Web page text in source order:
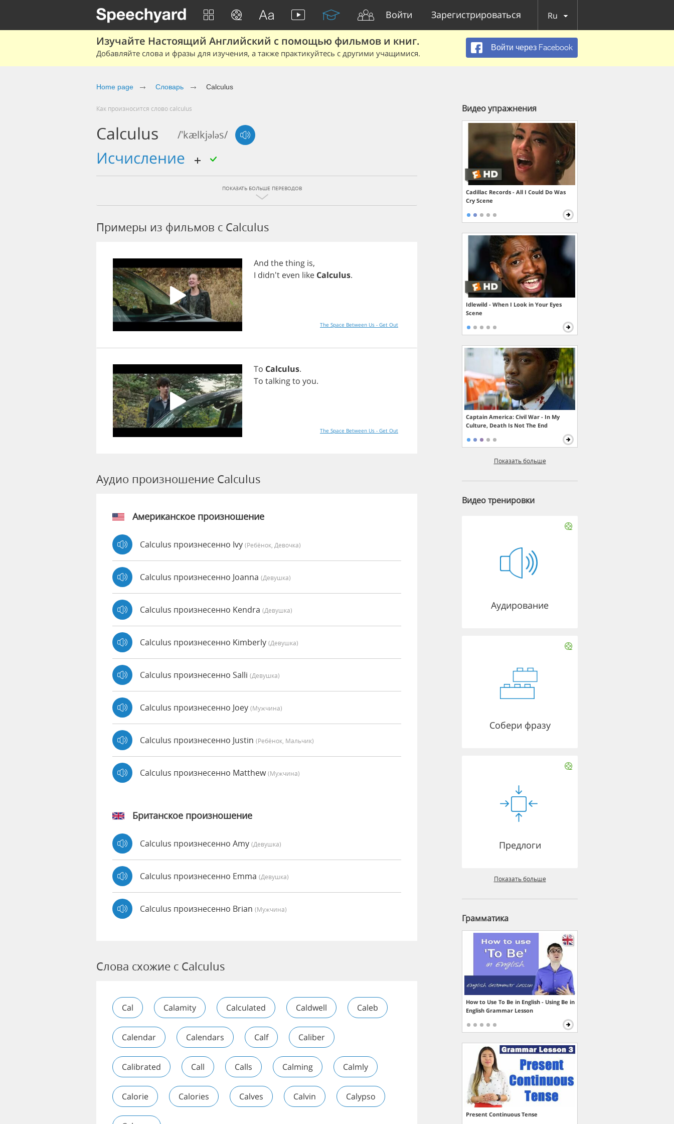
Войти Зарегистрироваться Ru
Изучайте Настоящий Английский с помощью фильмов и книг.
Добавляйте слова и фразы для изучения, а также практикуйтесь с другими учащимися.
Войти через Facebook
Home page Словарь Calculus
Как произносится слово calculus
Calculus /'kælkjələs/
исчисление
ПОКАЗАТЬ БОЛЬШЕ ПЕРЕВОДОВ
Примеры из фильмов c Calculus
And thething is,
I didn't even like Calculus.
The Space Between Us - Get Out
To Calculus.
To talkingto you.
The Space Between Us - Get Out
Аудио произношение Calculus
Американское произношение
Calculus произнесенно Ivy (Ребёнок, Девочка)
Calculus произнесенно Joanna (девушка)
Calculus произнесенно Kendra (девушка)
Calculus произнесенно Kimberly (девушка)
Calculus произнесенно Salli (девушка)
Calculus произнесенно Joey (мужчина)
Calculus произнесенно Justin (Ребёнок, Мальчик)
Calculus произнесенно Matthew(мужчина)
Британское произношение
Calculus произнесенно Amy (девушка)
Calculus произнесенно Emma (девушка)
Calculus произнесенно Brian (мужчина)
Слова схожие с Calculus
Cal Calamity Calculated Caldwell Caleb
Calendar Calendars Calf Caliber
Calibrated Call Calls Calming Calmly
Calorie Calories Calves Calvin Calypso
Видео упражнения
Cadillac Records - All I Could Do Was
Cry Scene
Idlewild - When I Look in Your Eyes
Scene
Captain America: Civil War - In My
Culture, Death Is Not The End
Показать больше
Видео тренировки
Аудирование
Собери фразу
Предлоги
Показать больше
Грамматика
How to Use To Be in English - Using Be in
English Grammar Lesson
Present Continuous Tense